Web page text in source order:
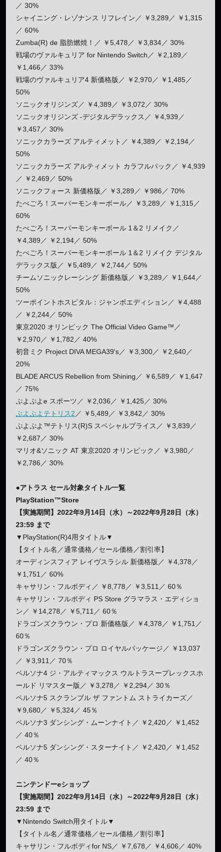
／ 30%
シャイニング・レゾナンス リフレイン／ ￥3,289／ ￥1,315
／ 60%
Zumba(R) de 脂肪燃焼！／ ￥5,478／ ￥3,834／ 30%
戦場のヴァルキュリア for Nintendo Switch／ ￥2,189／
￥1,466／ 33%
戦場のヴァルキュリア4 新価格版／ ￥2,970／ ￥1,485／
50%
ソニックオリジンズ／ ￥4,389／ ￥3,072／ 30%
ソニックオリジンズ -デジタルデラックス／ ￥4,939／
￥3,457／ 30%
ソニックカラーズ アルティメット／ ￥4,389／ ￥2,194／
50%
ソニックカラーズ アルティメット カラフルパック／ ￥4,939
／ ￥2,469／ 50%
ソニックフォース 新価格版／ ￥3,289／ ￥986／ 70%
たべごろ！スーパーモンキーボール／ ￥3,289／ ￥1,315／
60%
たべごろ！スーパーモンキーボール 1＆2 リメイク／
￥4,389／ ￥2,194／ 50%
たべごろ！スーパーモンキーボール 1＆2 リメイク デジタル
デラックス版／ ￥5,489／ ￥2,744／ 50%
チームソニックレーシング 新価格版／ ￥3,289／ ￥1,644／
50%
ツーポイントホスピタル：ジャンボエディション／ ￥4,488
／ ￥2,244／ 50%
東京2020 オリンピック The Official Video Game™／
￥2,970／ ￥1,782／ 40%
初音ミク Project DIVA MEGA39's／ ￥3,300／ ￥2,640／
20%
BLADE ARCUS Rebellion from Shining／ ￥6,589／ ￥1,647
／ 75%
ぷよぷよe スポーツ／ ￥2,036／ ￥1,425／ 30%
ぷよぷよテトリス2 ／ ￥5,489／ ￥3,842／ 30%
ぷよぷよ™テトリス(R)S スペシャルプライス／ ￥3,839／
￥2,687／ 30%
マリオ&ソニック AT 東京2020 オリンピック／ ￥3,980／
￥2,786／ 30%
●アトラス セール対象タイトル一覧
PlayStation™Store
【実施期間】2022年9月14日（水）～2022年9月28日（水）
23:59 まで
▼PlayStation(R)4用タイトル▼
【タイトル名／通常価格／セール価格／割引率】
オーディンスフィア レイヴスラシル 新価格版／ ￥4,378／
￥1,751／ 60%
キャサリン・フルボディ／ ￥8,778／ ￥3,511／ 60％
キャサリン・フルボディ PS Store グラマラス・エディショ
ン／ ￥14,278／ ￥5,711／ 60％
ドラゴンズクラウン・プロ 新価格版／ ￥4,378／ ￥1,751／
60％
ドラゴンズクラウン・プロ ロイヤルパッケージ／ ￥13,037
／ ￥3,911／ 70％
ペルソナ4 ジ・アルティマックス ウルトラスープレックスホ
ールド リマスター版／ ￥3,278／ ￥2,294／ 30％
ペルソナ5 スクランブル ザ ファントム ストライカーズ／
￥9,680／ ￥5,324／ 45％
ペルソナ3 ダンシング・ムーンナイト／ ￥2,420／ ￥1,452
／ 40％
ペルソナ5 ダンシング・スターナイト／ ￥2,420／ ￥1,452
／ 40％
ニンテンドーeショップ
【実施期間】2022年9月14日（水）～2022年9月28日（水）
23:59 まで
▼Nintendo Switch用タイトル▼
【タイトル名／通常価格／セール価格／割引率】
キャサリン・フルボディfor NS／ ￥7,678／ ￥4,606／ 40%